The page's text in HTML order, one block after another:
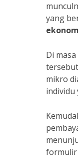
yang
Di
mikro
individu
formulir